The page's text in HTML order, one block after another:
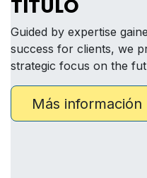
TITULO
Guided by expertise
success for clients, we
strategic focus on the
Más información